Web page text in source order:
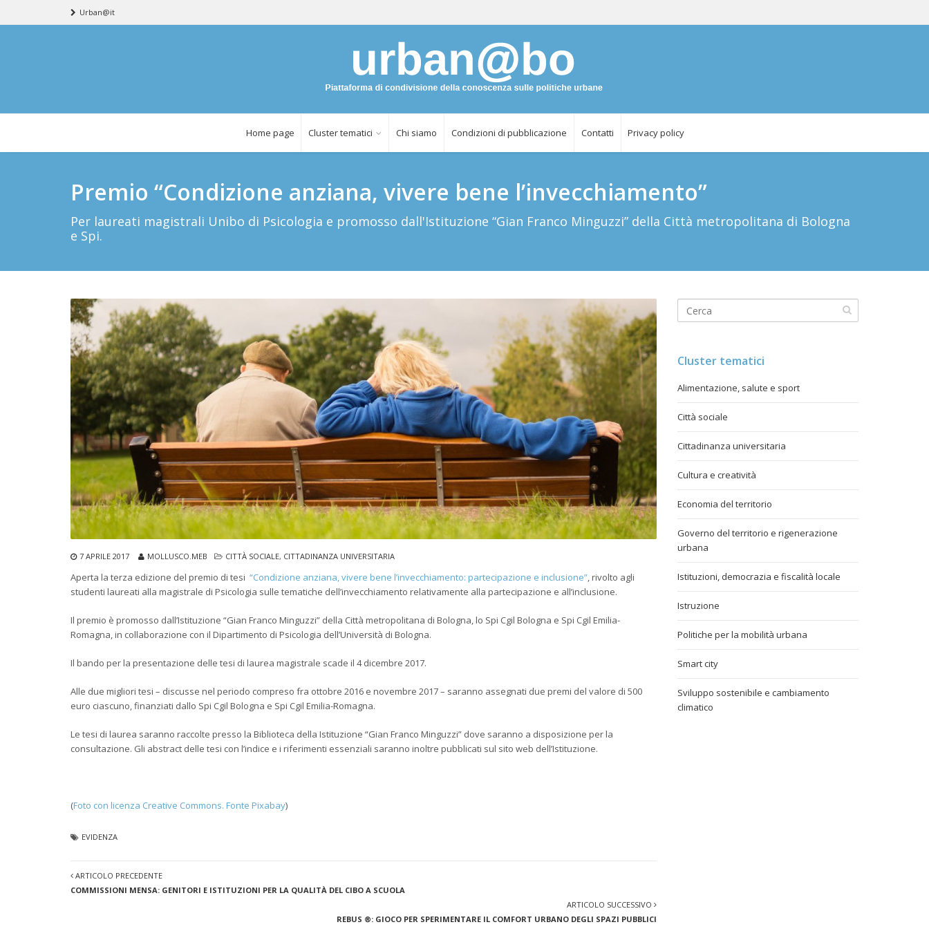
Urban@it
Home page Cluster tematici Chi siamo Condizioni di pubblicazione Contatti Privacy policy
Premio “Condizione anziana, vivere bene l’invecchiamento”
Per laureati magistrali Unibo di Psicologia e promosso dall'Istituzione “Gian Franco Minguzzi” della Città metropolitana di Bologna
e Spi.
7 APRILE 2017 MOLLUSCO.MEB CITTÀ SOCIALE, CITTADINANZA UNIVERSITARIA
Aperta la terza edizione del premio di tesi “Condizione anziana, vivere bene l’invecchiamento: partecipazione e inclusione”, rivolto agli
studenti laureati alla magistrale di Psicologia sulle tematiche dell’invecchiamento relativamente alla partecipazione e all’inclusione.
Il premio è promosso dall’Istituzione “Gian Franco Minguzzi” della Città metropolitana di Bologna, lo Spi Cgil Bologna e Spi Cgil Emilia-
Romagna, in collaborazione con il Dipartimento di Psicologia dell’Università di Bologna.
Il bando per la presentazione delle tesi di laurea magistrale scade il 4 dicembre 2017.
Alle due migliori tesi – discusse nel periodo compreso fra ottobre 2016 e novembre 2017 – saranno assegnati due premi del valore di 500
euro ciascuno, finanziati dallo Spi Cgil Bologna e Spi Cgil Emilia-Romagna.
Le tesi di laurea saranno raccolte presso la Biblioteca della Istituzione “Gian Franco Minguzzi” dove saranno a disposizione per la
consultazione. Gli abstract delle tesi con l’indice e i riferimenti essenziali saranno inoltre pubblicati sul sito web dell’Istituzione.
(Foto con licenza Creative Commons. Fonte Pixabay)
EVIDENZA
ARTICOLO PRECEDENTE
COMMISSIONI MENSA: GENITORI E ISTITUZIONI PER LA QUALITÀ DEL CIBO A SCUOLA
ARTICOLO SUCCESSIVO
REBUS ®: GIOCO PER SPERIMENTARE IL COMFORT URBANO DEGLI SPAZI PUBBLICI
Cluster tematici
Alimentazione, salute e sport
Città sociale
Cittadinanza universitaria
Cultura e creatività
Economia del territorio
Governo del territorio e rigenerazione
urbana
Istituzioni, democrazia e fiscalità locale
Istruzione
Politiche per la mobilità urbana
Smart city
Sviluppo sostenibile e cambiamento
climatico